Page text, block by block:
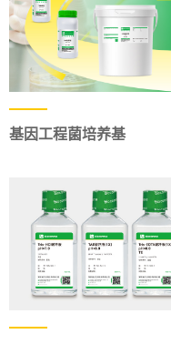
基因工程菌培养基